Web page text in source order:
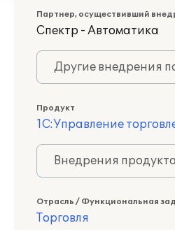
Партнер, осуществивший
Спектр - Автоматика
Другие внедрения
Продукт
1С:Управление
Внедрения
Отрасль / Функциональная
Торговля